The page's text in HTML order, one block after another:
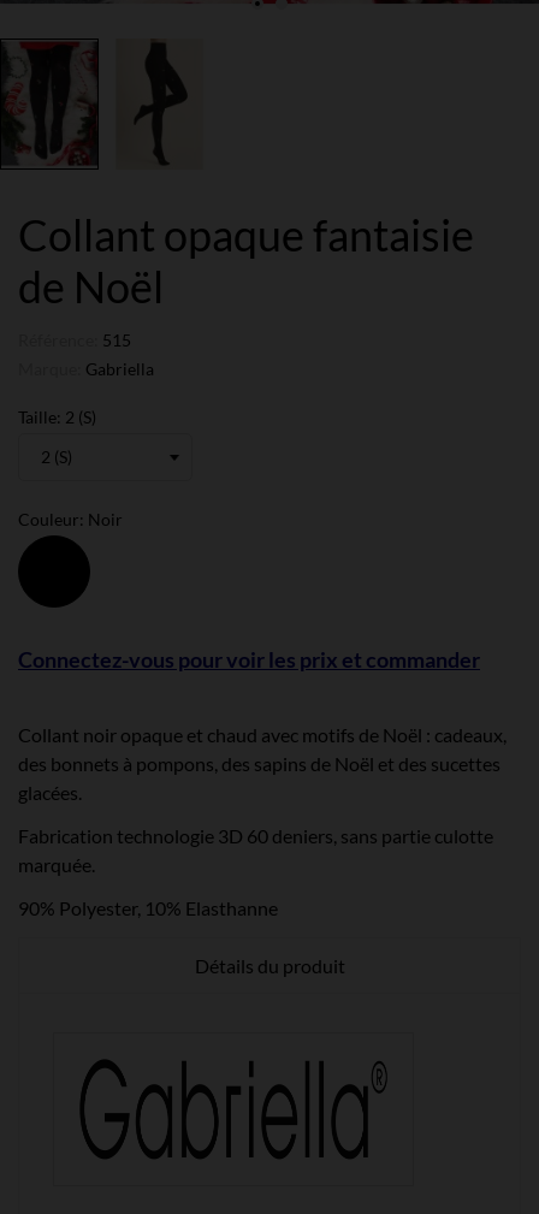
Collant opaque fantaisie
de Noël
515
Gabriella
Taille: 2 (S)
Couleur: Noir
Connectez-vous pour voir les prix et commander
Collant noir opaque et chaud avec motifs de Noël : cadeaux,
des bonnets à pompons, des sapins de Noël et des sucettes
glacées.
Fabrication technologie 3D 60 deniers, sans partie culotte
marquée.
90% Polyester, 10% Elasthanne
Détails du produit